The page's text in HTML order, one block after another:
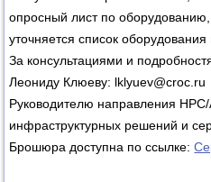
опросный лист по
уточняется список оборудования
За консультациями и
Леониду Клюеву: lklyuev@croc.ru
Руководителю направления
инфраструктурных решений и
Брошюра доступна по ссылке: